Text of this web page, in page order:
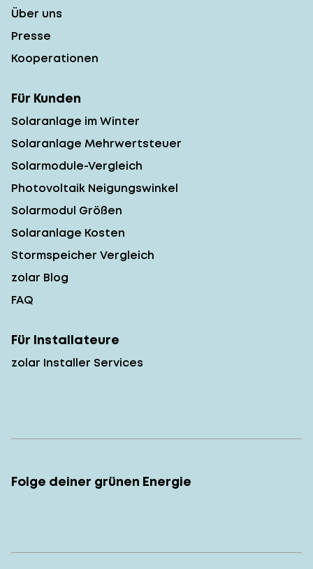
Über uns
Presse
Kooperationen
Für Kunden
Solaranlage im Winter
Solaranlage Mehrwertsteuer
Solarmodule-Vergleich
Photovoltaik Neigungswinkel
Solarmodul Größen
Solaranlage Kosten
Stormspeicher Vergleich
zolar Blog
FAQ
Für Installateure
zolar Installer Services
Folge deiner grünen Energie